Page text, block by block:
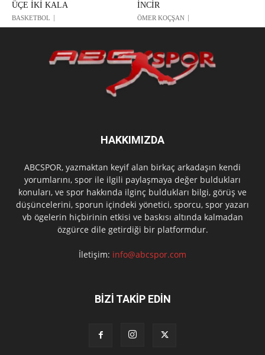
ÜÇE İKİ KALA
BASKETBOL
İNCİR
ÖMER KOÇŞAN
HAKKIMIZDA
ABCSPOR, yazmaktan keyif alan birkaç arkadaşın kendi
yorumlarını, spor ile ilgili paylaşmaya değer buldukları
konuları, ve spor hakkında ilginç buldukları bilgi, görüş ve
düşüncelerini, sporun içindeki yönetici, sporcu, spor yazarı
vb ögelerin hiçbirinin etkisi ve baskısı altında kalmadan
özgürce dile getirdiği bir platformdur.
İletişim: info@abcspor.com
BİZİ TAKİP EDİN